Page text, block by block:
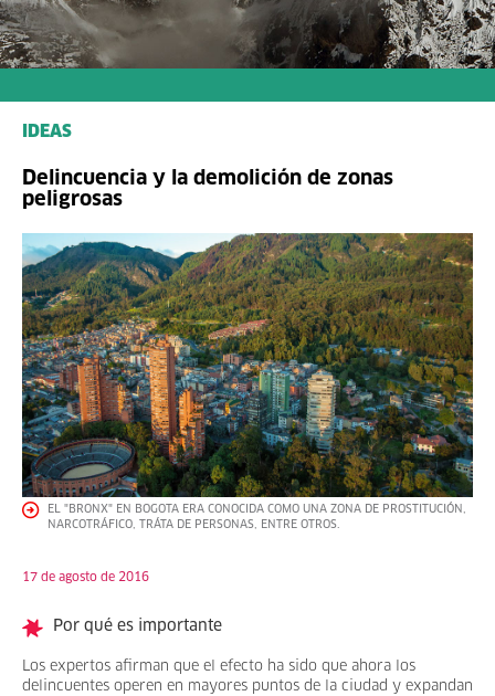
IDEAS
Delincuencia y la demolición de zonas
peligrosas
EL "BRONX" EN BOGOTA ERA CONOCIDA COMO UNA ZONA DE PROSTITUCIÓN,
NARCOTRÁFICO, TRÁTA DE PERSONAS, ENTRE OTROS.
17 de agosto de 2016
Por qué es importante
Los expertos afirman que el efecto ha sido que ahora los
delincuentes operen en mayores puntos de la ciudad y expandan